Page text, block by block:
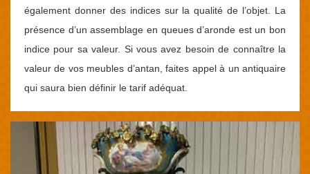
également donner des indices sur la qualité de l’objet. La
présence d’un assemblage en queues d’aronde est un bon
indice pour sa valeur. Si vous avez besoin de connaître la
valeur de vos meubles d’antan, faites appel à un antiquaire
qui saura bien définir le tarif adéquat.